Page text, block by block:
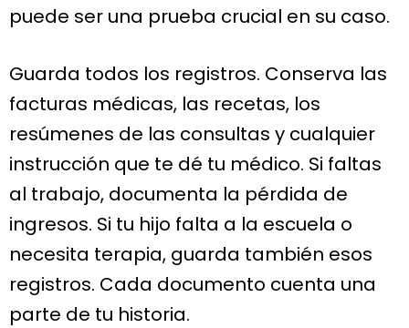
puede ser una prueba crucial en su caso.
Guarda todos los registros. Conserva las
facturas médicas, las recetas, los
resúmenes de las consultas y cualquier
instrucción que te dé tu médico. Si faltas
al trabajo, documenta la pérdida de
ingresos. Si tu hijo falta a la escuela o
necesita terapia, guarda también esos
registros. Cada documento cuenta una
parte de tu historia.